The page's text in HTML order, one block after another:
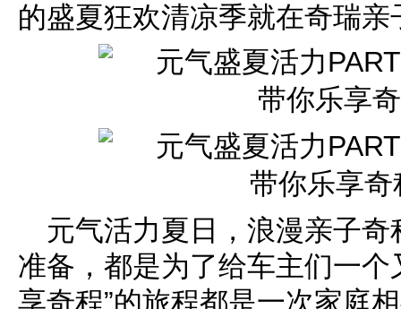
的盛夏狂欢清凉季就在奇瑞
元气活力夏日，浪漫亲子
准备，都是为了给车主们一
享奇程”的旅程都是一次家庭